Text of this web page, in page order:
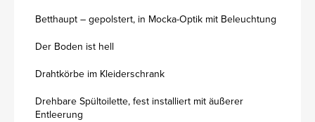
Betthaupt – gepolstert, in Mocka-Optik mit Beleuchtung
Der Boden ist hell
Drahtkörbe im Kleiderschrank
Drehbare Spültoilette, fest installiert mit äußerer
Entleerung